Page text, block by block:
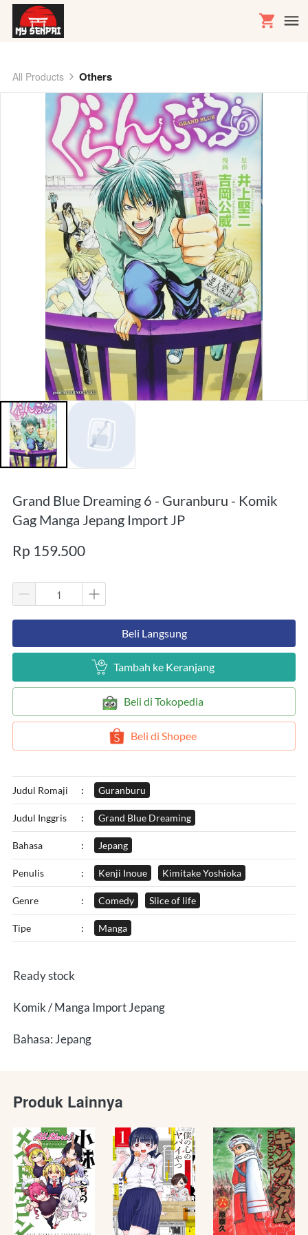
All Products Others
Grand Blue Dreaming 6 - Guranburu - Komik
Gag Manga Jepang Import JP
Rp 159.500
`Beli Langsung
` Tambah ke Keranjang
` Beli di Tokopedia
` Beli di Shopee
Judul Romaji : Guranburu
Judul Inggris : Grand Blue Dreaming
Bahasa : Jepang
Penulis : Kenji Inoue Kimitake Yoshioka
Genre : Comedy Slice of life
Tipe : Manga
Ready stock
Komik / Manga Import Jepang
Bahasa: Jepang
Produk Lainnya